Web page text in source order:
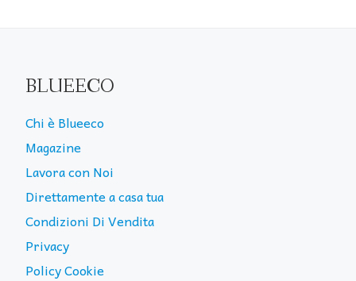
BLUEECO
Chi è Blueeco
Magazine
Lavora con Noi
Direttamente a casa tua
Condizioni Di Vendita
Privacy
Policy Cookie